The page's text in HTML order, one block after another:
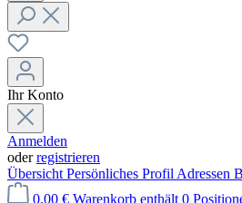
Ihr Konto
Anmelden
oderregistrieren
Übersicht Persönliches Profil Adressen
0,00 € Warenkorb enthält 0